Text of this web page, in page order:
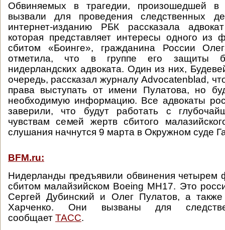
Обвиняемых в трагедии, произошедшей
вызвали для проведения следственных
интернет-изданию РБК рассказала
которая представляет интересы одного из
сбитом «Боинге», гражданина России
отметила, что в группе его защиты
нидерландских адвоката. Один из них,
очередь, рассказал журналу Advocatenblad,
права выступать от имени Пулатова, но
необходимую информацию. Все адвокаты
заверили, что будут работать с
чувствам семей жертв сбитого
слушания начнутся 9 марта в Окружном суде
BFM.ru:
Нидерланды предъявили обвинения четырем
сбитом малайзийском Boeing MH17. Это
Сергей Дубинский и Олег Пулатов, а
Харченко. Они вызваны для
сообщает ТАСС.